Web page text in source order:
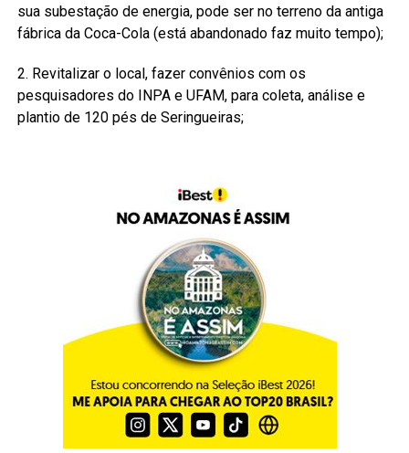
sua subestação de energia, pode ser no terreno da antiga
fábrica da Coca-Cola (está abandonado faz muito tempo);
2. Revitalizar o local, fazer convênios com os
pesquisadores do INPA e UFAM, para coleta, análise e
plantio de 120 pés de Seringueiras;